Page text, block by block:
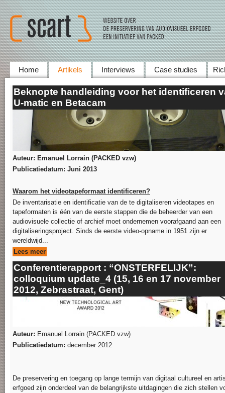
Home Artikels Interviews Case studies
Beknopte handleiding voor het identificeren
U-matic en Betacam
Auteur: Emanuel Lorrain (PACKED vzw)
Publicatiedatum: Juni 2013
Waarom het videotapeformaat identificeren?
De inventarisatie en identificatie van de te digitaliseren videotapes en
tapeformaten is één van de eerste stappen die de beheerder van een
audiovisuele collectie of archief moet ondernemen voorafgaand aan een
digitaliseringsproject. Sinds de eerste video-opname in 1951 zijn er
wereldwijd...
Lees meer
Conferentierapport : “ONSTERFELIJK”:
colloquium update_4 (15, 16 en 17 november
2012, Zebrastraat, Gent)
Auteur: Emanuel Lorrain (PACKED vzw)
Publicatiedatum: december 2012
De preservering en toegang op lange termijn van digitaal cultureel en
erfgoed zijn onderdeel van de belangrijkste uitdagingen die zich stellen